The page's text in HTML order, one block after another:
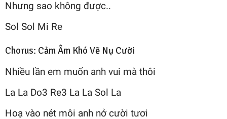
Nhưng sao không được..
Sol Sol Mi Re
Chorus: Cảm Âm Khó Vẽ Nụ Cười
Nhiều lần em muốn anh vui mà thôi
La La Do3 Re3 La La Sol La
Hoạ vào nét môi anh nở cười tươi